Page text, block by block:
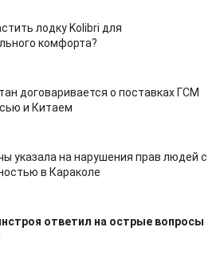
лодку Kolibri для
комфорта?
договаривается о поставках ГСМ
и Китаем
указала на нарушения прав людей с
в Караколе
ответил на острые вопросы